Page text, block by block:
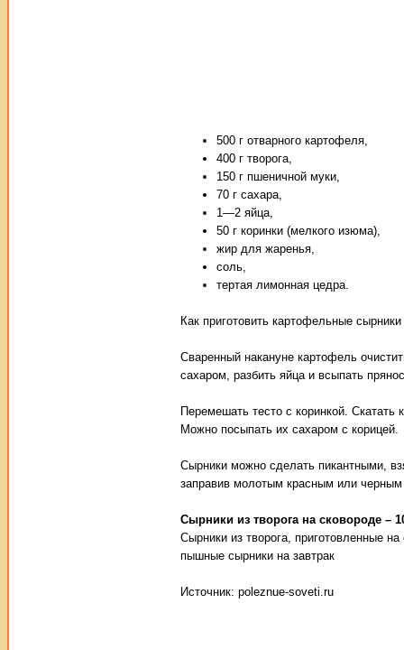
500 г отварного картофеля,
400 г творога,
150 г пшеничной муки,
70 г сахара,
1—2 яйца,
50 г коринки (мелкого изюма),
жир для жаренья,
соль,
тертая лимонная цедра.
Как приготовить картофельные
Сваренный накануне картофель
сахаром, разбить яйца и всыпать
Перемешать тесто с коринкой.
Можно посыпать их сахаром с корицей.
Сырники можно сделать пикантными,
заправив молотым красным или
Сырники из творога на сковороде –
Сырники из творога, приготовленные
пышные сырники на завтрак
Источник: poleznue-soveti.ru